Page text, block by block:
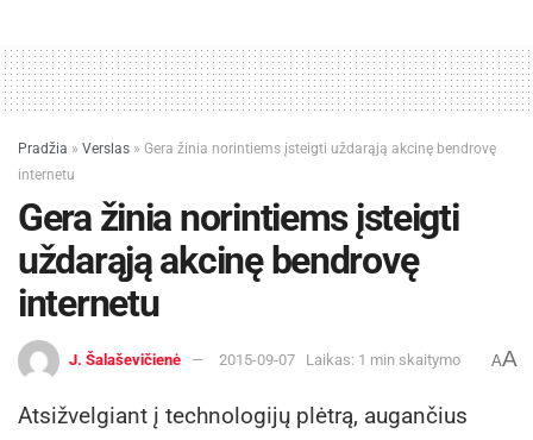
Pradžia » Verslas » Gera žinia norintiems įsteigti uždarąją akcinę bendrovę
internetu
Gera žinia norintiems įsteigti
uždarąją akcinę bendrovę
internetu
J. Šalaševičienė 2015-09-07 Laikas: 1 min skaitymo AA
Atsižvelgiant į technologijų plėtrą, augančius